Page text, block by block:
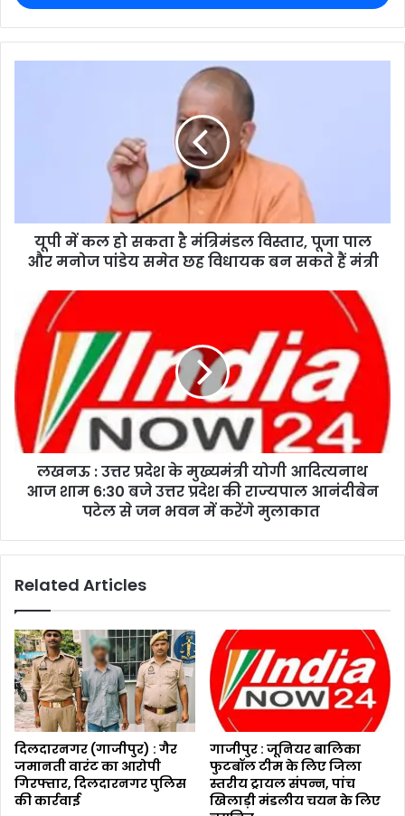
यूपी में कल हो सकता है मंत्रिमंडल विस्तार, पूजा पाल
और मनोज पांडेय समेत छह विधायक बन सकते हैं मंत्री
लखनऊ : उत्तर प्रदेश के मुख्यमंत्री योगी आदित्यनाथ
आज शाम 6:30 बजे उत्तर प्रदेश की राज्यपाल आनंदीबेन
पटेल से जन भवन में करेंगे मुलाकात
Related Articles
दिलदारनगर (गाजीपुर) : गैर
जमानती वारंट का आरोपी
गिरफ्तार, दिलदारनगर पुलिस
की कार्रवाई
गाजीपुर : जूनियर बालिका
फुटबॉल टीम के लिए जिला
स्तरीय ट्रायल संपन्न, पांच
खिलाड़ी मंडलीय चयन के लिए